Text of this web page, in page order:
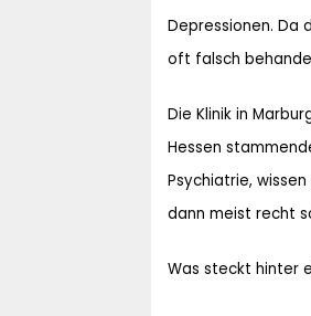
Depressionen. Da
oft falsch
Die Klinik in
Hessen
Psychiatrie,
dann meist recht
Was steckt hinter